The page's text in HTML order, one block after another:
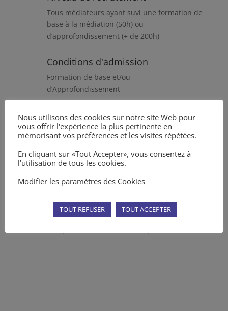
Tous médiateurs ayant suvi une formation de
base à la médiation (50h) ou
d’approfondissement (+ de 200h)
Conditions d'admission
Formation de base et/ou
d’Approfondissement
Durée de la formation
20 heures
Lieux de formation
Modalités
Nous utilisons des cookies sur notre site Web pour
vous offrir l'expérience la plus pertinente en
mémorisant vos préférences et les visites répétées.
En cliquant sur «Tout Accepter», vous consentez à
l'utilisation de tous les cookies.
Modifier les paramètres des Cookies
TOUT REFUSER TOUT ACCEPTER